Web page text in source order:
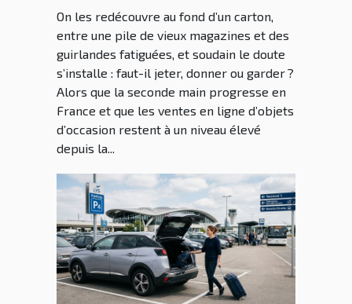
On les redécouvre au fond d’un carton,
entre une pile de vieux magazines et des
guirlandes fatiguées, et soudain le doute
s’installe : faut-il jeter, donner ou garder ?
Alors que la seconde main progresse en
France et que les ventes en ligne d’objets
d’occasion restent à un niveau élevé
depuis la...